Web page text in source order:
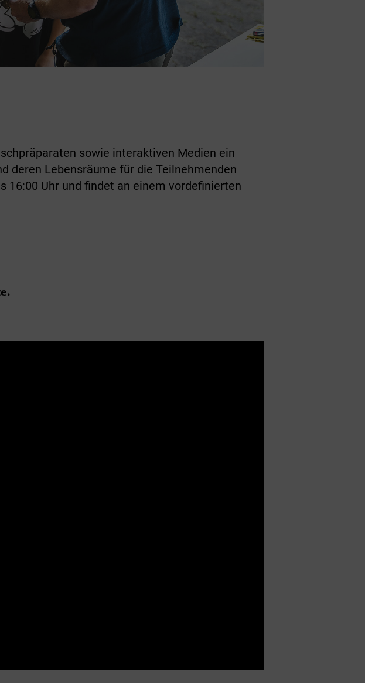
sowie interaktiven Medien ein
deren Lebensräume für die Teilnehmenden
16:00 Uhr und findet an einem vordefinierten